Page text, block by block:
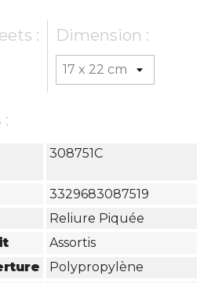
: Dimension :
:
308751C
3329683087519
Reliure Piquée
Assortis
Polypropylène